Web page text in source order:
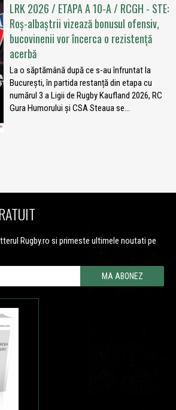
LRK 2026 / ETAPA A 10-A / RCGH - STE:
Roș-albaștrii vizează bonusul ofensiv,
bucovinenii vor încerca o rezistență
acerbă
La o săptămână după ce s-au înfruntat la
București, în partida restanță din etapa cu
numărul 3 a Ligii de Rugby Kaufland 2026, RC
Gura Humorului și CSA Steaua se...
Rugby.ro si primeste ultimele noutati pe